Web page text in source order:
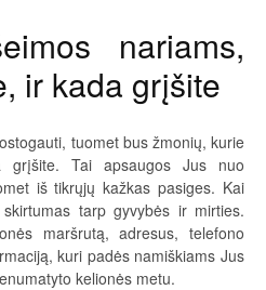
nariams,
ir kada grįšite
tuomet bus žmonių, kurie
Tai apsaugos Jus nuo
iš tikrųjų kažkas pasiges. Kai
tarp gyvybės ir mirties.
maršrutą, adresus, telefono
kuri padės namiškiams Jus
kelionės metu.